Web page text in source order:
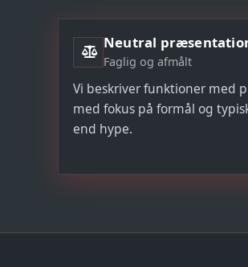
Neutral
Faglig og afmålt
Vi beskriver funktioner med
med fokus på formål og
end hype.